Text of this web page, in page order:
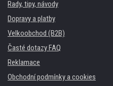
Rady, tipy, návody
Dopravy a platby
Velkoobchod (B2B)
Časté dotazy FAQ
Reklamace
Obchodní podmínky a cookies